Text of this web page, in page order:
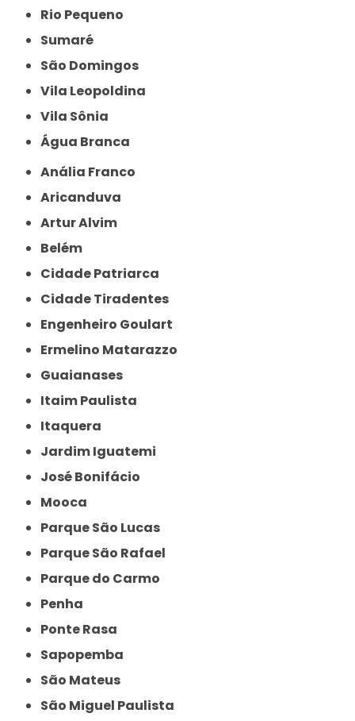
Rio Pequeno
Sumaré
São Domingos
Vila Leopoldina
Vila Sônia
Água Branca
Anália Franco
Aricanduva
Artur Alvim
Belém
Cidade Patriarca
Cidade Tiradentes
Engenheiro Goulart
Ermelino Matarazzo
Guaianases
Itaim Paulista
Itaquera
Jardim Iguatemi
José Bonifácio
Mooca
Parque São Lucas
Parque São Rafael
Parque do Carmo
Penha
Ponte Rasa
Sapopemba
São Mateus
São Miguel Paulista